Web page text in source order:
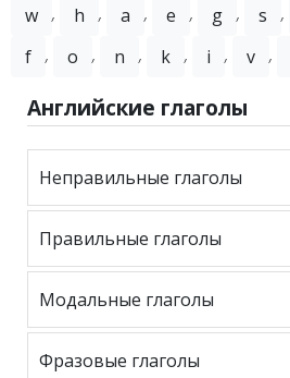
w , h , a , e , g , s ,
f , o , n , k , i , v ,
Английские глаголы
Неправильные глаголы
Правильные глаголы
Модальные глаголы
Фразовые глаголы